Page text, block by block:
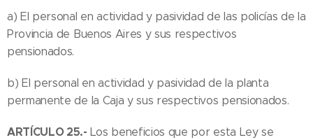
a) El personal en actividad y pasividad de las policías de la
Provincia de Buenos Aires y sus respectivos
pensionados.
b) El personal en actividad y pasividad de la planta
permanente de la Caja y sus respectivos pensionados.
ARTÍCULO 25.- Los beneficios que por esta Ley se